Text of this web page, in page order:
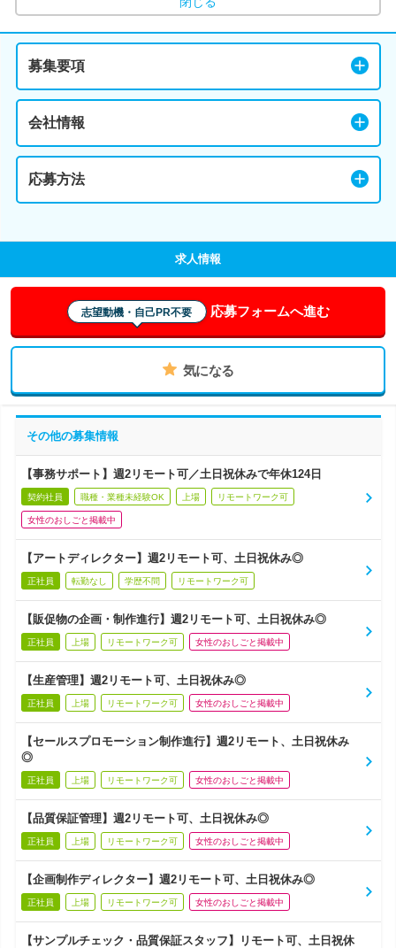
募集要項
会社情報
応募方法
求人情報
志望動機・自己PR不要 応募フォームへ進む
気になる
その他の募集情報
【事務サポート】週2リモート可／土日祝休みで年休124日
契約社員 職種・業種未経験OK 上場 リモートワーク可
女性のおしごと掲載中
【アートディレクター】週2リモート可、土日祝休み◎
正社員 転勤なし 学歴不問 リモートワーク可
【販促物の企画・制作進行】週2リモート可、土日祝休み◎
正社員 上場 リモートワーク可 女性のおしごと掲載中
【生産管理】週2リモート可、土日祝休み◎
正社員 上場 リモートワーク可 女性のおしごと掲載中
【セールスプロモーション制作進行】週2リモート、土日祝休み
◎
正社員 上場 リモートワーク可 女性のおしごと掲載中
【品質保証管理】週2リモート可、土日祝休み◎
正社員 上場 リモートワーク可 女性のおしごと掲載中
【企画制作ディレクター】週2リモート可、土日祝休み◎
正社員 上場 リモートワーク可 女性のおしごと掲載中
【サンプルチェック・品質保証スタッフ】リモート可、土日祝休